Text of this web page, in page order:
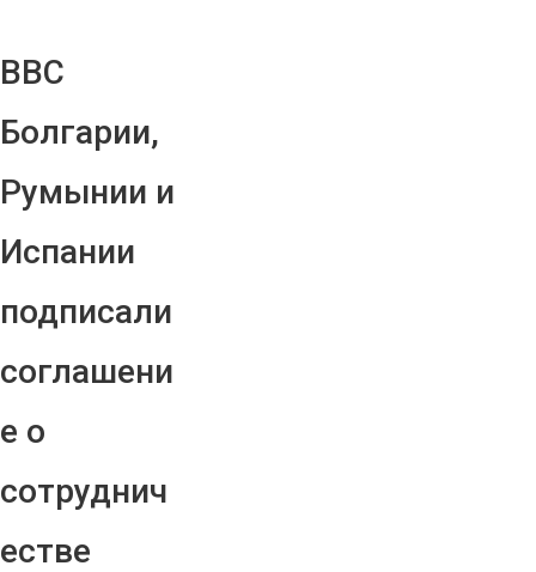
ВВС
Болгарии,
Румынии и
Испании
подписали
соглашени
е о
сотруднич
естве